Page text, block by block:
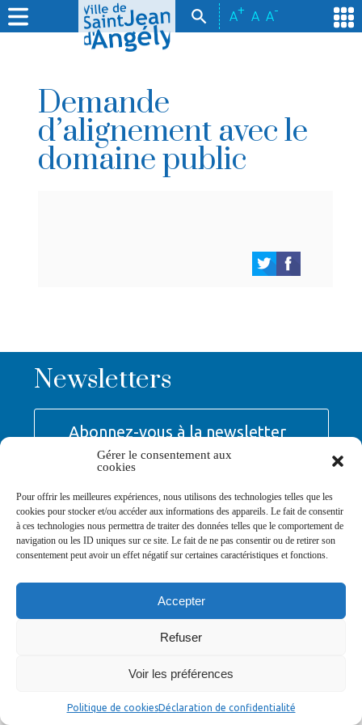
Gérer le consentement aux
cookies
Pour offrir les meilleures expériences, nous utilisons des technologies telles que les
cookies pour stocker et/ou accéder aux informations des appareils. Le fait de consentir
à ces technologies nous permettra de traiter des données telles que le comportement de
navigation ou les ID uniques sur ce site. Le fait de ne pas consentir ou de retirer son
consentement peut avoir un effet négatif sur certaines caractéristiques et fonctions.
Accepter
Refuser
Voir les préférences
Politique de cookiesDéclaration de confidentialité
A+ A A-
Demande
d’alignement avec le
domaine public
Newsletters
Abonnez-vous à la newsletter
© Ville de Saint-Jean-d'Angély 2026
Ma mairie
Découvrir la ville
Vivre ma ville